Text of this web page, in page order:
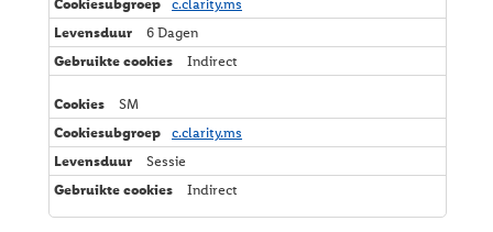
c.clarity.ms
6 Dagen
Indirect
SM
c.clarity.ms
Sessie
Indirect